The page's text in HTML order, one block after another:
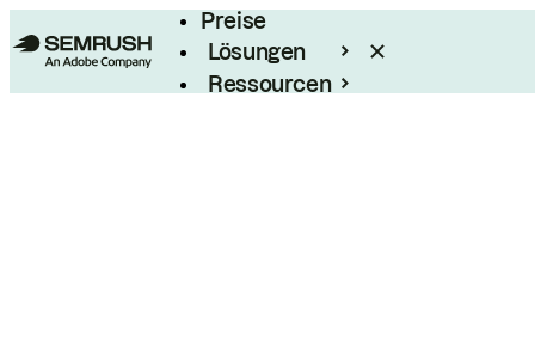
Preise
Lösungen
Ressourcen